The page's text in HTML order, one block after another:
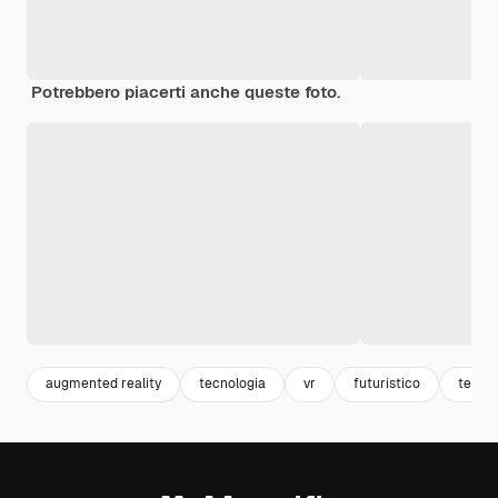
Potrebbero piacerti anche queste foto.
augmented reality tecnologia vr futuristico tech